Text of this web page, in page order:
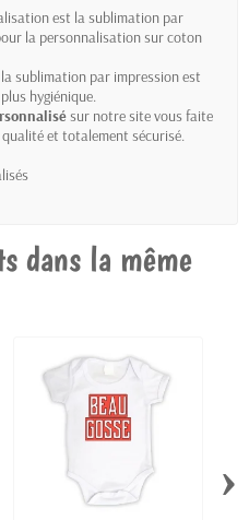
est la sublimation par
la personnalisation sur coton
sublimation par impression est
hygiénique.
sur notre site vous faite
et totalement sécurisé.
dans la même
›